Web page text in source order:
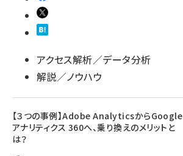
アクセス解析／データ分析
解説／ノウハウ
【３つの事例】Adobe AnalyticsからGoogle
アナリティクス 360へ、乗り換えのメリットと
は？